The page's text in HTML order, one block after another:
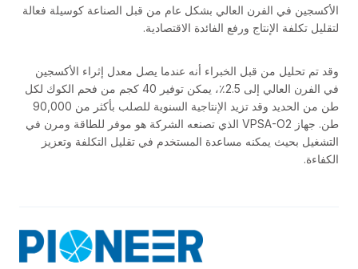
الأكسجين في الفرن العالي بشكل عام من قبل الصناعة كوسيلة فعالة
لتقليل تكلفة الإنتاج ورفع الفائدة الاقتصادية.
وقد تم تحليل من قبل الخبراء أنه عندما يصل معدل إثراء الأكسجين
في الفرن العالي إلى 2.5٪، يمكن توفير 40 كجم من فحم الكوك لكل
طن من الحديد وقد تزيد الإنتاجية السنوية للصلب بأكثر من 90,000
طن. جهاز VPSA-O2 الذي تصنعه الشركة هو موفر للطاقة ومرن في
التشغيل بحيث يمكنه مساعدة المستخدم في تقليل التكلفة وتعزيز
الكفاءة.